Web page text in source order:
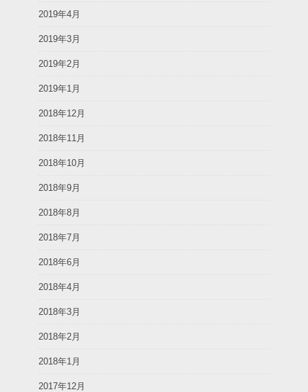
2019年4月
2019年3月
2019年2月
2019年1月
2018年12月
2018年11月
2018年10月
2018年9月
2018年8月
2018年7月
2018年6月
2018年4月
2018年3月
2018年2月
2018年1月
2017年12月